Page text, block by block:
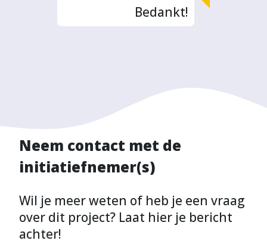
Bedankt!
Neem contact met de
initiatiefnemer(s)
Wil je meer weten of heb je een vraag
over dit project? Laat hier je bericht
achter!